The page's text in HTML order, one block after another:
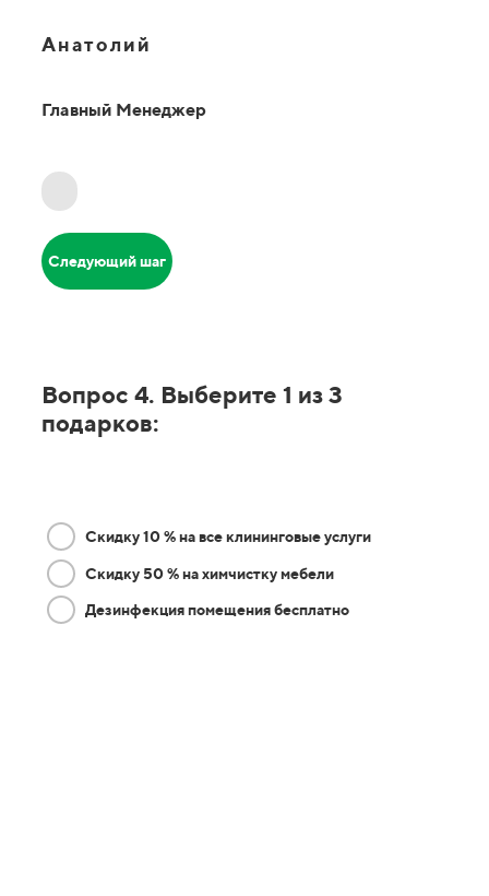
Анатолий
Главный Менеджер
Следующий шаг
Вопрос 4. Выберите 1 из 3
подарков:
Скидку 10 % на все клининговые услуги
Скидку 50 % на химчистку мебели
Дезинфекция помещения бесплатно